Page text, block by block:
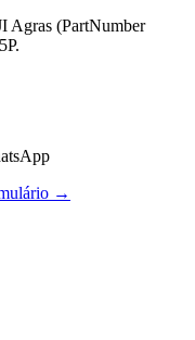
Agras (PartNumber
→